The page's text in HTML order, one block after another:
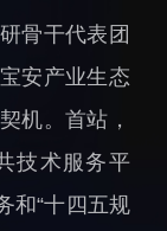
骨干代表团
安产业生态
机。首站，
技术服务平
和“十四五规